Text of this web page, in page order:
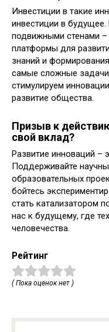
Инвестиции в такие
инвестиции в
подвижными стенами –
платформы для
знаний и
самые сложные
стимулируем
развитие общества.
Призыв к
свой вклад?
Развитие инноваций –
Поддерживайте
образовательных
бойтесь
стать катализатором
нас к будущему, где
человечества.
Рейтинг
( Пока оценок нет )